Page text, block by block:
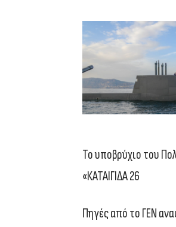
Το υποβρύχιο του
«ΚΑΤΑΙΓΙΔΑ 26
Πηγές από το ΓΕΝ